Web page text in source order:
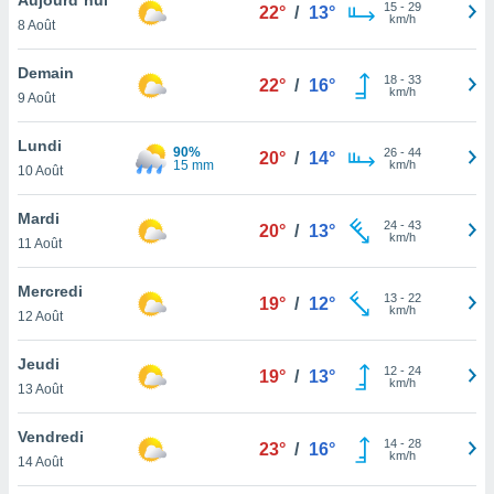
et
»,
au
vous
qu'ils
ou
le
ainsi
un
la
du
8 Août
22° / 13° 15- 29
km/h
Demain
9 Août
22° / 16° 18- 33
km/h
Lundi
10 Août
90%
15 mm
20° / 14° 26- 44
km/h
Mardi
11 Août
20° / 13° 24- 43
km/h
Mercredi
12 Août
19° / 12° 13- 22
km/h
Jeudi
13 Août
19° / 13° 12- 24
km/h
Vendredi
14 Août
23° / 16° 14- 28
km/h